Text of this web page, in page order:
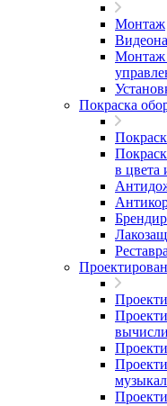
Монтаж
Монтаж
Покраска
в цвета